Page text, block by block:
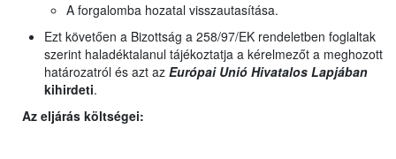
A forgalomba hozatal visszautasítása.
Ezt követően a Bizottság a 258/97/EK rendeletben foglaltak
szerint haladéktalanul tájékoztatja a kérelmezőt a meghozott
határozatról és azt az Európai Unió Hivatalos Lapjában
kihirdeti.
Az eljárás költségei: